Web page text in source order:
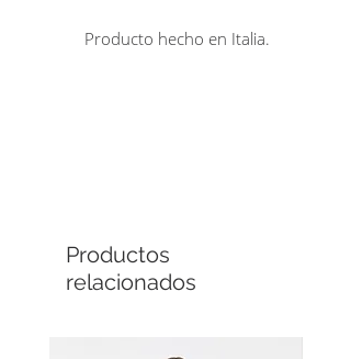
Producto hecho en Italia.
Productos
relacionados